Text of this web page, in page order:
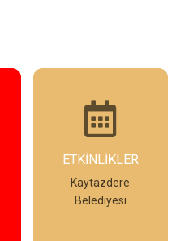
GÜNCEL
DUYURULAR
Kaytazdere